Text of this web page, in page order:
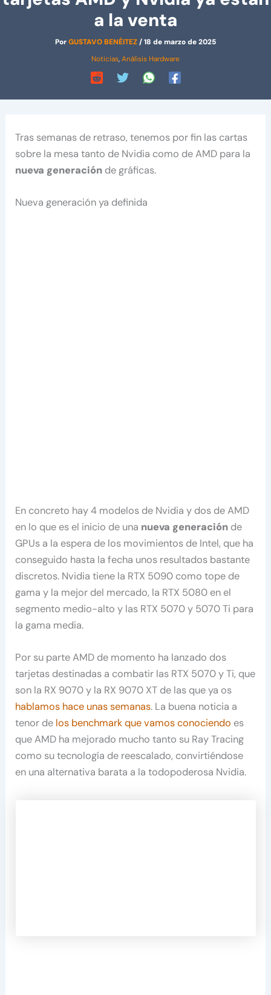
a la venta
PorGUSTAVO BENÉITEZ/18 de marzo de 2025
Noticias,Análisis Hardware
Tras semanas de retraso, tenemos por fin las cartas
sobre la mesa tanto de Nvidia como de AMD para la
nueva generación de gráficas.
Nueva generación ya definida
En concreto hay 4 modelos de Nvidia y dos de AMD
en lo que es el inicio de una nueva generación de
GPUs a la espera de los movimientos de Intel, que ha
conseguido hasta la fecha unos resultados bastante
discretos. Nvidia tiene la RTX 5090 como tope de
gama y la mejor del mercado, la RTX 5080 en el
segmento medio-alto y las RTX 5070 y 5070 Ti para
la gama media.
Por su parte AMD de momento ha lanzado dos
tarjetas destinadas a combatir las RTX 5070 y Ti, que
son la RX 9070 y la RX 9070 XT de las que ya os
hablamos hace unas semanas. La buena noticia a
tenor de los benchmark que vamos conociendo es
que AMD ha mejorado mucho tanto su Ray Tracing
como su tecnología de reescalado, convirtiéndose
en una alternativa barata a la todopoderosa Nvidia.